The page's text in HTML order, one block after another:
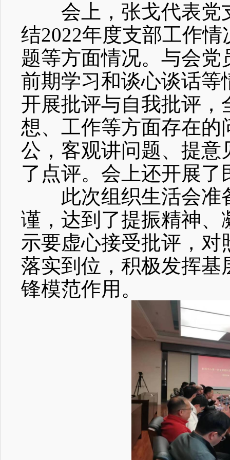
会上，张戈代表党
结2022年度支部工作
题等方面情况。与会
前期学习和谈心谈话
开展批评与自我批评
想、工作等方面存在
公，客观讲问题、提
了点评。会上还开展了
此次组织生活会
谨，达到了提振精神
示要虚心接受批评，
落实到位，积极发挥
锋模范作用。